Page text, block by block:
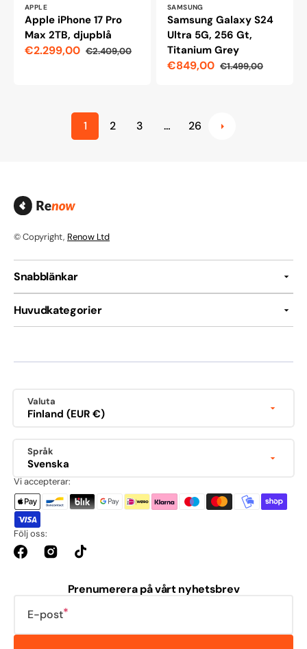
Leverantör:
APPLE
Apple iPhone 17 Pro
Max 2TB, djupblå
Reapris
€2.299,00
Ordinarie
€2.409,00
Leverantör:
SAMSUNG
Samsung Galaxy S24
Ultra 5G, 256 Gt,
Titanium Grey
Reapris
€849,00
Ordinarie
€1.499,00
1 2 3 … 26
© Copyright, Renow Ltd
Snabblänkar
Huvudkategorier
Valuta
Finland (EUR €)
Språk
Svenska
Vi accepterar:
Följ oss:
FacebookInstagramTikTok
Prenumerera på vårt nyhetsbrev
E-post